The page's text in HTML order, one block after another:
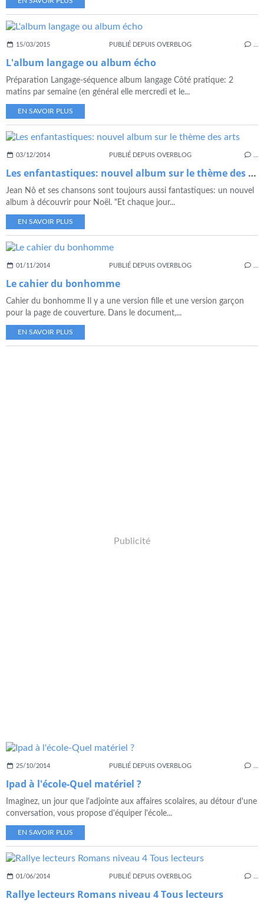
15/03/2015 PUBLIÉ DEPUIS OVERBLOG
L'album langage ou album écho
Préparation Langage-séquence album langage Côté pratique: 2
matins par semaine (en général elle mercredi et le...
EN SAVOIR PLUS
03/12/2014 PUBLIÉ DEPUIS OVERBLOG
Les enfantastiques: nouvel album sur le thème des arts
Jean Nô et ses chansons sont toujours aussi fantastiques: un nouvel
album à découvrir pour Noël. "Et chaque jour...
EN SAVOIR PLUS
01/11/2014 PUBLIÉ DEPUIS OVERBLOG
Le cahier du bonhomme
Cahier du bonhomme Il y a une version fille et une version garçon
pour la page de couverture. Dans le document,...
EN SAVOIR PLUS
Publicité
25/10/2014 PUBLIÉ DEPUIS OVERBLOG
Ipad à l'école-Quel matériel ?
Imaginez, un jour que l'adjointe aux affaires scolaires, au détour d'une
conversation, vous propose d'équiper l'école...
EN SAVOIR PLUS
01/06/2014 PUBLIÉ DEPUIS OVERBLOG
Rallye lecteurs Romans niveau 4 Tous lecteurs